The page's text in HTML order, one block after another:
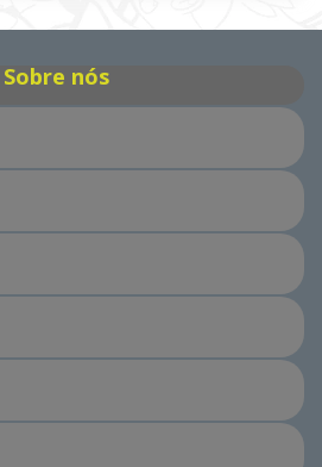
Sobre nós